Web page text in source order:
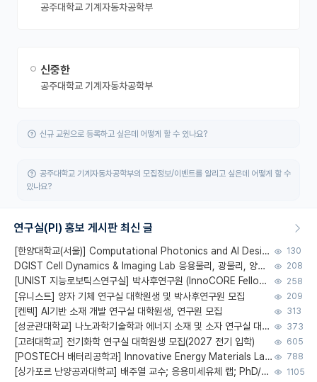
공주대학교 기계자동차공학부
신중한
공주대학교 기계자동차공학부
신규 교원으로 등록하고 싶은데 어떻게 할 수 있나요?
공주대학교 기계자동차공학부의 모집정보/이벤트를 알리고 싶은데 어떻게 할 수
있나요?
연구실(PI) 홍보 게시판 최신 글
[한양대학교(서울)] Computational Photonics and AI Design Lab 대학원생 모집 130
DGIST Cell Dynamics & Imaging Lab 응용물리, 광물리, 양자, 생물물리 대학원생 모집 [삼성과제, 전문연TO] 208
[UNIST 지능로보틱스연구실] 박사후연구원 (InnoCORE Fellow) 모집 공고 258
[유니스트] 양자 기체 연구실 대학원생 및 박사후연구원 모집 209
[켄텍] AI기반 소재 개발 연구실 대학원생, 연구원 모집 313
[성균관대학교] 나노과학기술학과 에너지 소재 및 소자 연구실 대학원생 모집 373
[고려대학교] 전기화학 연구실 대학원생 모집(2027 전기 입학) 605
[POSTECH 배터리공학과] Innovative Energy Materials Lab 대학원생 모집 (특성화대학원) 788
[싱가포르 난양공과대학교] 배주열 교수; 응용미세유체 랩; PhD/Postdoc/Visiting 모집 1105